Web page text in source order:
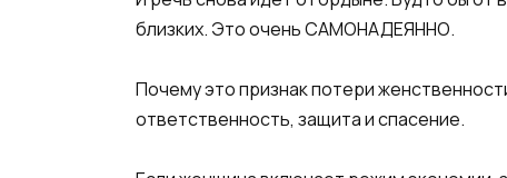
близких. Это очень САМОНАДЕЯННО.
Почему это признак потери
ответственность, защита и спасение.